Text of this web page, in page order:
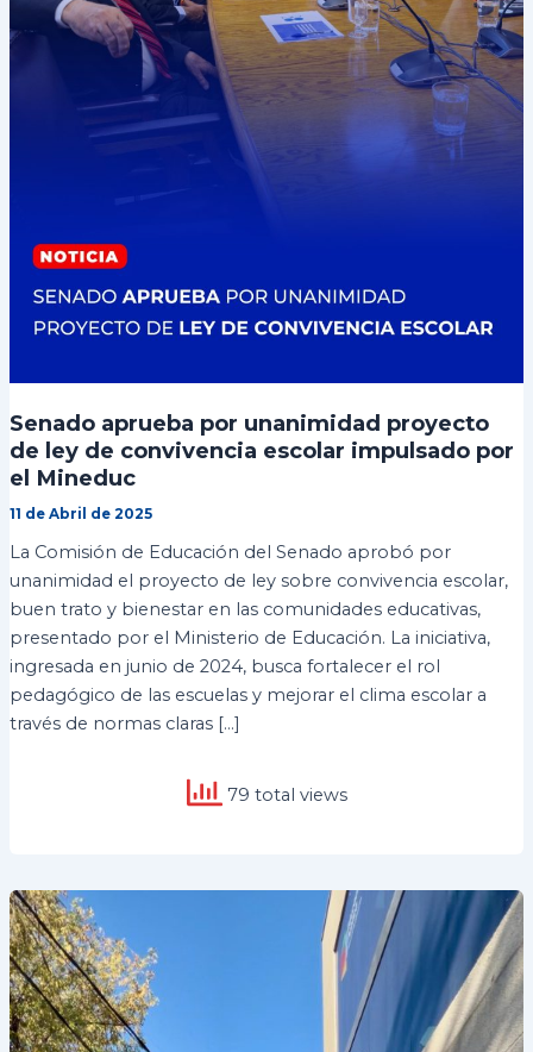
Senado aprueba por unanimidad proyecto
de ley de convivencia escolar impulsado por
el Mineduc
11 de Abril de 2025
La Comisión de Educación del Senado aprobó por
unanimidad el proyecto de ley sobre convivencia escolar,
buen trato y bienestar en las comunidades educativas,
presentado por el Ministerio de Educación. La iniciativa,
ingresada en junio de 2024, busca fortalecer el rol
pedagógico de las escuelas y mejorar el clima escolar a
través de normas claras […]
79 total views